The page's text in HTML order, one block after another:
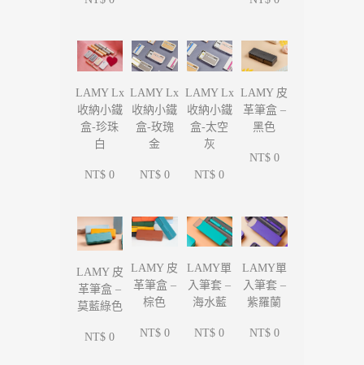
LAMY Lx
收納小鐵
盒-珍珠
白
NT$ 0
LAMY Lx
收納小鐵
盒-玫瑰
金
NT$ 0
LAMY Lx
收納小鐵
盒-太空
灰
NT$ 0
LAMY 皮
革筆盒 –
黑色
NT$ 0
LAMY 皮
革筆盒 –
莫藍綠色
NT$ 0
LAMY 皮
革筆盒 –
棕色
NT$ 0
LAMY單
入筆套 –
海水藍
NT$ 0
LAMY單
入筆套 –
紫羅蘭
NT$ 0